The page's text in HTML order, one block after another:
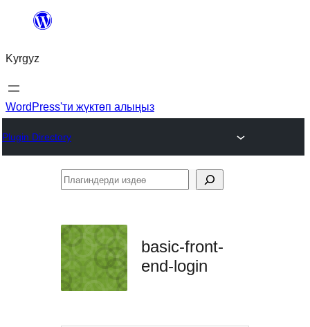
Мазмунга
Kyrgyz
WordPress'ти жүктөп алыңыз
Plugin Directory
Плагиндерди
basic-front-
end-login